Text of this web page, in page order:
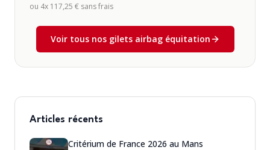
ou 4x 117,25 € sans frais
Voir tous nos gilets airbag équitation
Articles récents
Critérium de France 2026 au Mans